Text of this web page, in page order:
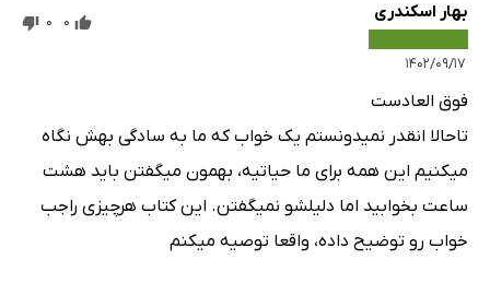
بهار اسکندری
۱۴۰۲/۰۹/۱۷
0
0
فوق العادست
تاحالا انقدر نمیدونستم یک خواب که ما به سادگی بهش نگاه
میکنیم این همه برای ما حیاتیه، بهمون میگفتن باید هشت
ساعت بخوابید اما دلیلشو نمیگفتن. این کتاب هرچیزی راجب
خواب رو توضیح داده، واقعا توصیه میکنم